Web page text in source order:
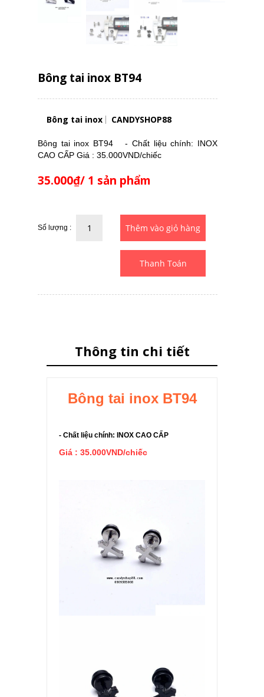
Bông tai inox BT94
Bông tai inox CANDYSHOP88
Bông tai inox BT94 - Chất liệu chính: INOX
CAO CẤP Giá : 35.000VND/chiếc
35.000₫/ 1 sản phẩm
Số lượng :
Thanh Toán
Thông tin chi tiết
Bông tai inox BT94
- Chất liệu chính: INOX CAO CẤP
Giá : 35.000VND/chiếc